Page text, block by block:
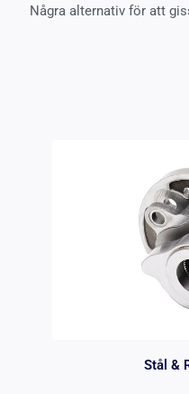
Några alternativ för att
Stål &